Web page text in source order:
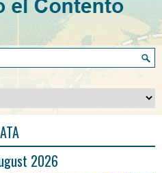
2026